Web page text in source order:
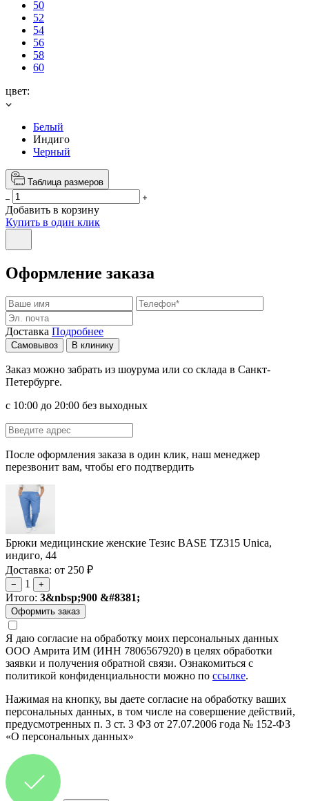
50
52
54
56
58
60
цвет:
Белый
Индиго
Черный
Таблица размеров
Добавить в корзину
Купить в один клик
Оформление заказа
Доставка Подробнее
Самовывоз В клинику
Заказ можно забрать из шоурума или со склада в Санкт-
Петербурге.
с 10:00 до 20:00 без выходных
После оформления заказа в один клик, наш менеджер
перезвонит вам, чтобы его подтвердить
Брюки медицинские женские Тезис BASE TZ315 Unica,
индиго, 44
Доставка: от 250 ₽
− 1 +
Итого: 3&nbsp;900 &#8381;
Я даю согласие на обработку моих персональных данных
ООО Амрита ИМ (ИНН 7806567920) в целях обработки
заявки и получения обратной связи. Ознакомиться с
политикой конфиденциальности можно по ссылке.
Нажимая на кнопку, вы даете согласие на обработку ваших
персональных данных, в том числе на совершение действий,
предусмотренных п. 3 ст. 3 ФЗ от 27.07.2006 года № 152-ФЗ
«О персональных данных»